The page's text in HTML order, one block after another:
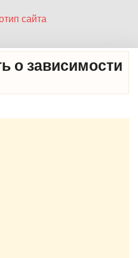
о зависимости